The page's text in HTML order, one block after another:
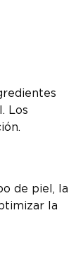
Los
de piel, la
la